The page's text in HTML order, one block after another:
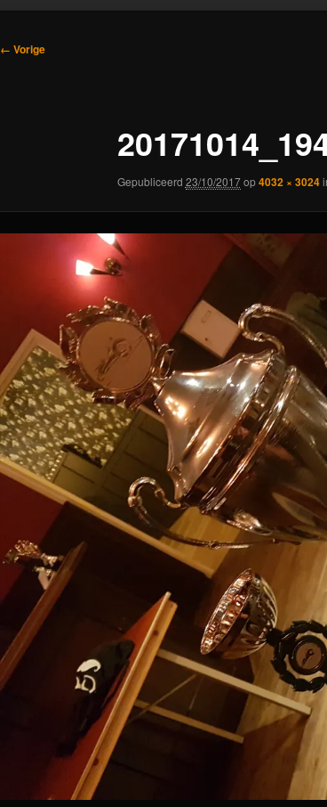
Afbeeldingsnavigatie
← Vorige
Gepubliceerd 23/10/2017op4032 × 3024